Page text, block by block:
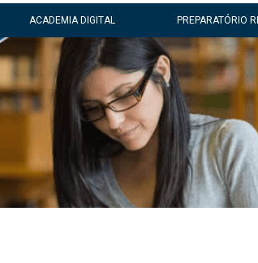
ACADEMIA DIGITAL PREPARATÓRIO